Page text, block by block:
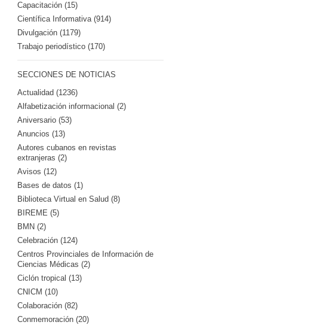
Capacitación (15)
Científica Informativa (914)
Divulgación (1179)
Trabajo periodístico (170)
SECCIONES DE NOTICIAS
Actualidad (1236)
Alfabetización informacional (2)
Aniversario (53)
Anuncios (13)
Autores cubanos en revistas
extranjeras (2)
Avisos (12)
Bases de datos (1)
Biblioteca Virtual en Salud (8)
BIREME (5)
BMN (2)
Celebración (124)
Centros Provinciales de Información de
Ciencias Médicas (2)
Ciclón tropical (13)
CNICM (10)
Colaboración (82)
Conmemoración (20)